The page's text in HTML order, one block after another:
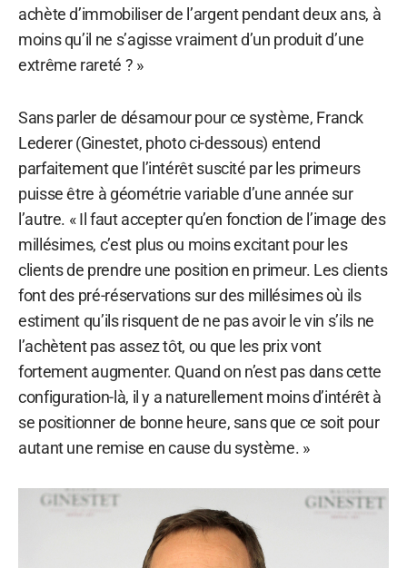
achète d’immobiliser de l’argent pendant deux ans, à
moins qu’il ne s’agisse vraiment d’un produit d’une
extrême rareté ? »
Sans parler de désamour pour ce système, Franck
Lederer (Ginestet, photo ci-dessous) entend
parfaitement que l’intérêt suscité par les primeurs
puisse être à géométrie variable d’une année sur
l’autre. « Il faut accepter qu’en fonction de l’image des
millésimes, c’est plus ou moins excitant pour les
clients de prendre une position en primeur. Les clients
font des pré-réservations sur des millésimes où ils
estiment qu’ils risquent de ne pas avoir le vin s’ils ne
l’achètent pas assez tôt, ou que les prix vont
fortement augmenter. Quand on n’est pas dans cette
configuration-là, il y a naturellement moins d’intérêt à
se positionner de bonne heure, sans que ce soit pour
autant une remise en cause du système. »